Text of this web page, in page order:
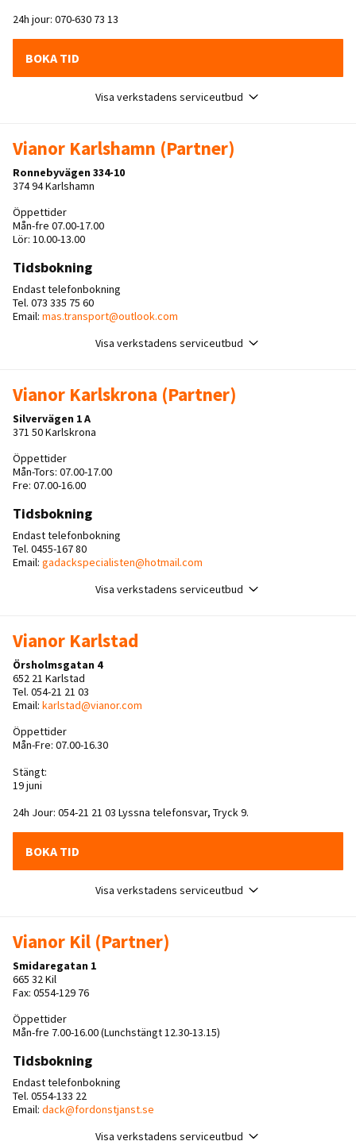
24h jour: 070-630 73 13
BOKA TID
Visa verkstadens serviceutbud
Vianor Karlshamn (Partner)
Ronnebyvägen 334-10
374 94 Karlshamn
Öppettider
Mån-fre 07.00-17.00
Lör: 10.00-13.00
Tidsbokning
Endast telefonbokning
Tel. 073 335 75 60
Email: mas.transport@outlook.com
Visa verkstadens serviceutbud
Vianor Karlskrona (Partner)
Silvervägen 1 A
371 50 Karlskrona
Öppettider
Mån-Tors: 07.00-17.00
Fre: 07.00-16.00
Tidsbokning
Endast telefonbokning
Tel. 0455-167 80
Email: gadackspecialisten@hotmail.com
Visa verkstadens serviceutbud
Vianor Karlstad
Örsholmsgatan 4
652 21 Karlstad
Tel. 054-21 21 03
Email: karlstad@vianor.com
Öppettider
Mån-Fre: 07.00-16.30
Stängt:
19 juni
24h Jour: 054-21 21 03 Lyssna telefonsvar, Tryck 9.
BOKA TID
Visa verkstadens serviceutbud
Vianor Kil (Partner)
Smidaregatan 1
665 32 Kil
Fax: 0554-129 76
Öppettider
Mån-fre 7.00-16.00 (Lunchstängt 12.30-13.15)
Tidsbokning
Endast telefonbokning
Tel. 0554-133 22
Email: dack@fordonstjanst.se
Visa verkstadens serviceutbud